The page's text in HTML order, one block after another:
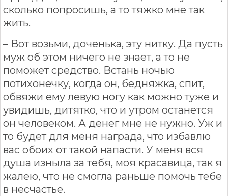
сколько попросишь, а то тяжко мне так
жить.
– Вот возьми, доченька, эту нитку. Да пусть
муж об этом ничего не знает, а то не
поможет средство. Встань ночью
потихонечку, когда он, бедняжка, спит,
обвяжи ему левую ногу как можно туже и
увидишь, дитятко, что и утром останется
он человеком. А денег мне не нужно. Уж и
то будет для меня награда, что избавлю
вас обоих от такой напасти. У меня вся
душа изныла за тебя, моя красавица, так я
жалею, что не смогла раньше помочь тебе
в несчастье.